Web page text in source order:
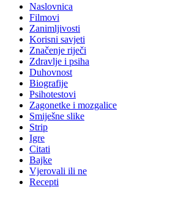
Naslovnica
Filmovi
Zanimljivosti
Korisni savjeti
Značenje riječi
Zdravlje i psiha
Duhovnost
Biografije
Psihotestovi
Zagonetke i mozgalice
Smiješne slike
Strip
Igre
Citati
Bajke
Vjerovali ili ne
Recepti